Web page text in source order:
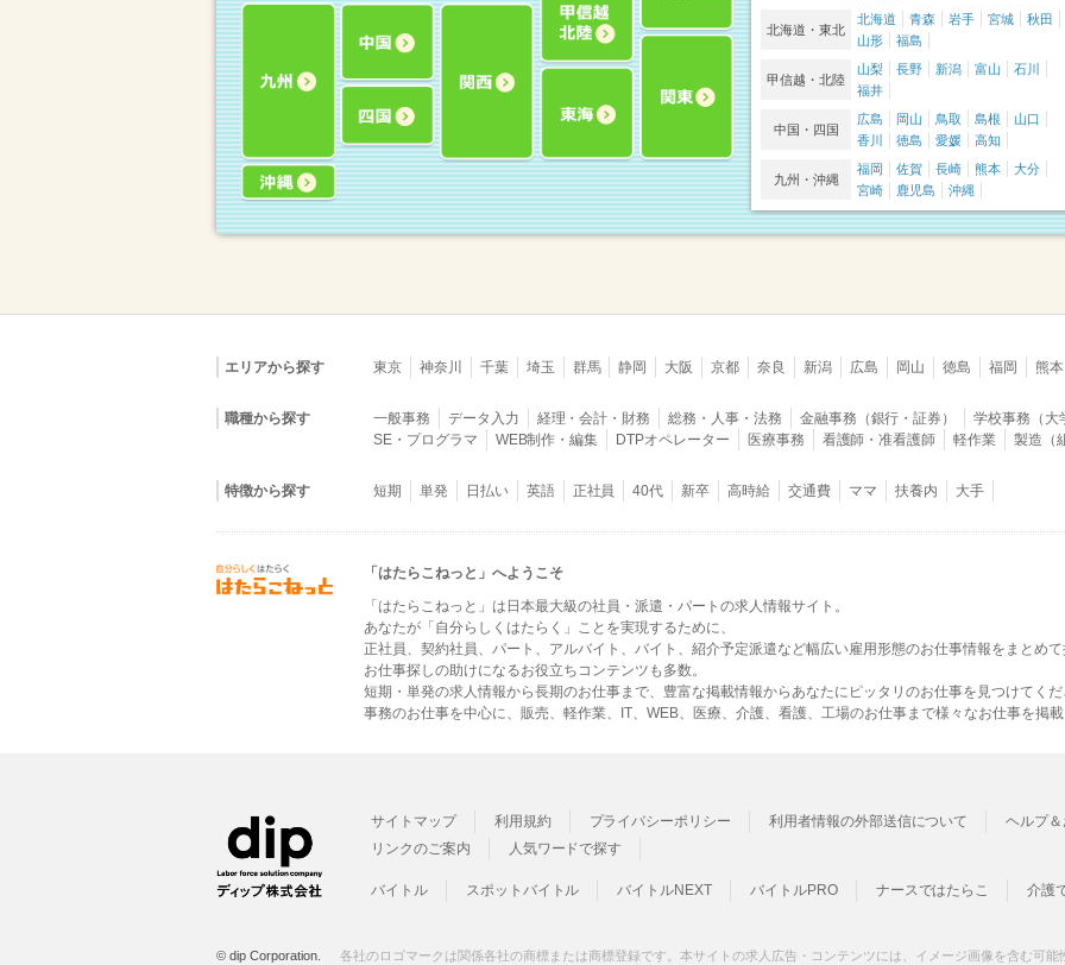
北海道・東北
北海道 青森 岩手 宮城
秋田
山形
福島
甲信越・北陸
山梨 長野 新潟 富山
石川
福井
中国・四国
広島 岡山 鳥取 島根
山口
香川
徳島 愛媛 高知
九州・沖縄
福岡 佐賀 長崎 熊本
大分
宮崎
鹿児島 沖縄
エリアから探す 東京 神奈川 千葉 埼玉 群馬 静岡 大阪 京都 奈良 新潟 広島 岡山 徳島 福岡 熊本
職種から探す 一般事務 データ入力 経理・会計・財務 総務・人事・法務 金融事務（銀行・証券） 学校事務（大
SE・プログラマ
WEB制作・編集 DTPオペレーター 医療事務 看護師・准看護師 軽作業 製造（
特徴から探す 短期 単発 日払い 英語 正社員 40代 新卒 高時給 交通費 ママ 扶養内 大手
「はたらこねっと」へようこそ
「はたらこねっと」は日本最大級の社員・派遣・パートの求人情報サイト。
あなたが「自分らしくはたらく」ことを実現するために、
正社員、契約社員、パート、アルバイト、バイト、紹介予定派遣など幅広い雇用形態のお仕事情報をまとめて
お仕事探しの助けになるお役立ちコンテンツも多数。
短期・単発の求人情報から長期のお仕事まで、豊富な掲載情報からあなたにピッタリのお仕事を見つけてくだ
事務のお仕事を中心に、販売、軽作業、IT、WEB、医療、介護、看護、工場のお仕事まで様々なお仕事を掲載
サイトマップ 利用規約 プライバシーポリシー 利用者情報の外部送信について ヘルプ
リンクのご案内
人気ワードで探す
バイトル スポットバイトル バイトルNEXT バイトルPRO ナースではたらこ 介護
© dip Corporation. 各社のロゴマークは関係各社の商標または商標登録です。本サイトの求人広告・コンテンツには、イメージ画像を含む可能